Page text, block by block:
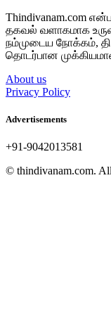
Thindivanam.com
தகவல் வளாகமாக
நம்முடைய நோக்கம்,
தொடர்பான
About us
Privacy Policy
Advertisements
+91-9042013581
© thindivanam.com.